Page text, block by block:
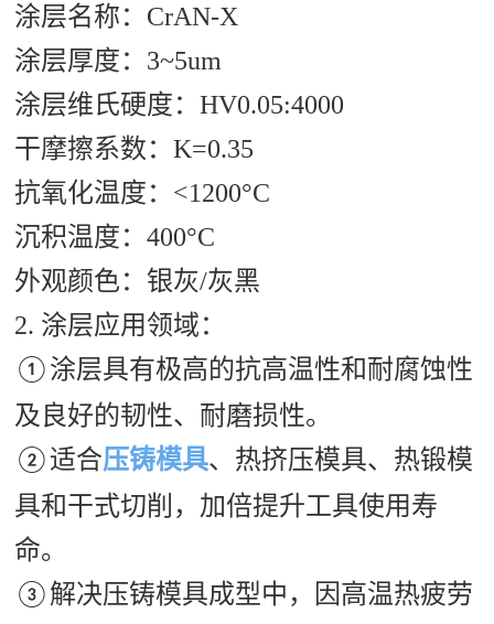
涂层名称： CrAN-X
涂层厚度： 3~5um
涂层维氏硬度：HV0.05:4000
干摩擦系数：K=0.35
抗氧化温度： <1200°C
沉积温度：400°C
外观颜色：银灰/灰黑
2. 涂层应用领域：
① 涂层具有极高的抗高温性和耐腐蚀性
及良好的韧性、耐磨损性。
② 适合压铸模具、热挤压模具、热锻模
具和干式切削，加倍提升工具使用寿
命。
③ 解决压铸模具成型中，因高温热疲劳